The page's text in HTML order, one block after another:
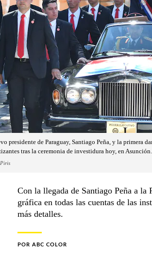
presidente de Paraguay, Santiago Peña, y la primera
tras la ceremonia de investidura hoy, en Asunción.
Con la llegada de Santiago Peña a
gráfica en todas las cuentas de las
más detalles.
POR ABC COLOR